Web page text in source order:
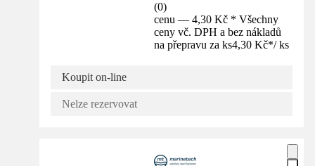
(0)
cenu — 4,30 Kč * Všechny
ceny vč. DPH a bez nákladů
na přepravu za ks4,30 Kč*/ ks
Koupit on-line
Nelze rezervovat